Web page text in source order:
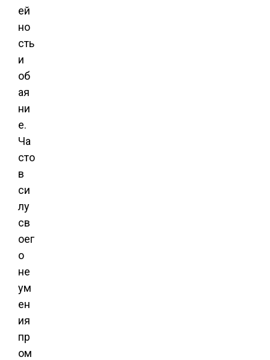
ей
но
сть
и
об
ая
ни
е.
Ча
сто
в
си
лу
св
оег
о
не
ум
ен
ия
пр
ом